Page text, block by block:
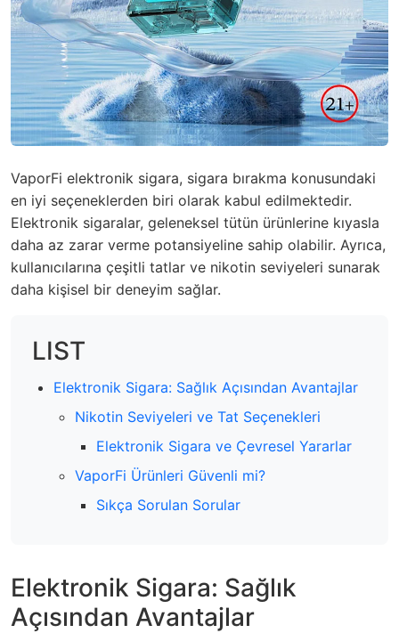
VaporFi elektronik sigara, sigara bırakma konusundaki
en iyi seçeneklerden biri olarak kabul edilmektedir.
Elektronik sigaralar, geleneksel tütün ürünlerine kıyasla
daha az zarar verme potansiyeline sahip olabilir. Ayrıca,
kullanıcılarına çeşitli tatlar ve nikotin seviyeleri sunarak
daha kişisel bir deneyim sağlar.
LIST
Elektronik Sigara: Sağlık Açısından Avantajlar
Nikotin Seviyeleri ve Tat Seçenekleri
Elektronik Sigara ve Çevresel Yararlar
VaporFi Ürünleri Güvenli mi?
Sıkça Sorulan Sorular
Elektronik Sigara: Sağlık
Açısından Avantajlar